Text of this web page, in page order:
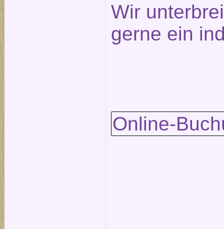
Wir
gerne ein
Online-